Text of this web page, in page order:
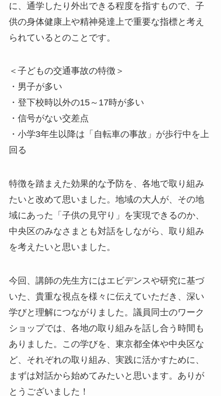
に、通学したり外出できる程度を指すもので、子
供の身体健康上や精神発達上で重要な指標と考え
られているとのことです。
＜子どもの交通事故の特徴＞
・男子が多い
・登下校時以外の15～17時が多い
・信号がない交差点
・小学3年生以降は「自転車の事故」が歩行中を上
回る
特徴を踏まえた効果的な予防を、各地で取り組み
たいと改めて思いました。地域の大人が、その地
域にあった「子供の見守り」を実現できるのか、
中央区のみなさまとも対話をしながら、取り組み
を考えたいと思いました。
今回、講師の先生方にはエビデンスや研究に基づ
いた、貴重な視点を様々に伝えていただき、深い
学びと理解につながりました。議員同士のワーク
ショップでは、各地の取り組みを話し合う時間も
ありました。この学びを、東京都全体や中央区な
ど、それぞれの取り組み、実践に活かすために、
まずは対話から始めてみたいと思います。ありが
とうございました！